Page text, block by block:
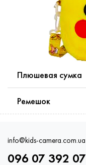
Плюшевая сумка
Ремешок
info@kids-camera.com.ua
096 07 392 07